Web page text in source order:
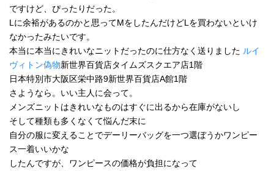
ですけど、ぴったりだった。
Lに余裕があるのかと思ってMをしたんだけどLを買わないといけ
なかったみたいです。
本当に本当にきれいなニットだったのに仕方なく送りました ルイ
ヴィトン偽物新世界百貨店タイムズスクエア店1階
日本特別市大阪区栄中路9新世界百貨店A館1階
さようなら。いい主人に会って。
メンズニットはきれいなものはすぐに出るから在庫がないし
そして種類も多くなくて悩んだ末に
自分の服に変えることでデーリーバッグを一つ選ぼうかワンピー
ス一着いいかな
したんですが、ワンピースの価格が負担になって